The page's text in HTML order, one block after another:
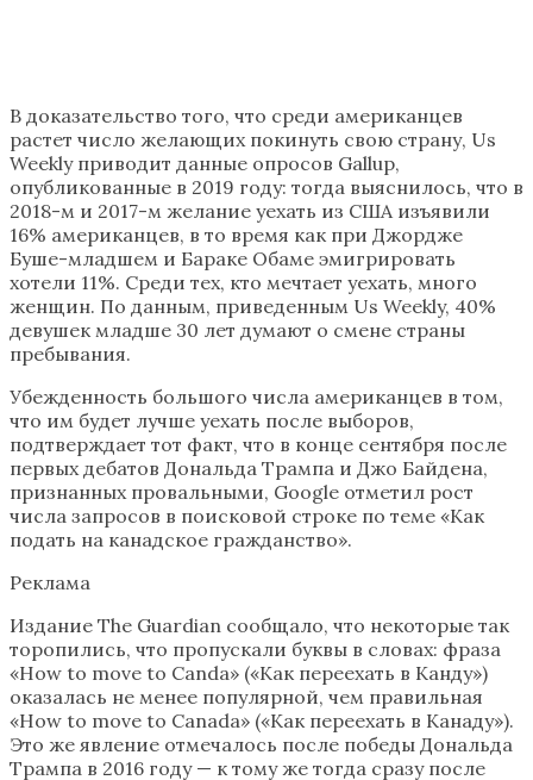
В доказательство того, что среди американцев
растет число желающих покинуть свою страну, Us
Weekly приводит данные опросов Gallup,
опубликованные в 2019 году: тогда выяснилось, что в
2018-м и 2017-м желание уехать из США изъявили
16% американцев, в то время как при Джордже
Буше-младшем и Бараке Обаме эмигрировать
хотели 11%. Среди тех, кто мечтает уехать, много
женщин. По данным, приведенным Us Weekly, 40%
девушек младше 30 лет думают о смене страны
пребывания.
Убежденность большого числа американцев в том,
что им будет лучше уехать после выборов,
подтверждает тот факт, что в конце сентября после
первых дебатов Дональда Трампа и Джо Байдена,
признанных провальными, Google отметил рост
числа запросов в поисковой строке по теме «Как
подать на канадское гражданство».
Реклама
Издание The Guardian сообщало, что некоторые так
торопились, что пропускали буквы в словах: фраза
«How to move to Canda» («Как переехать в Канду»)
оказалась не менее популярной, чем правильная
«How to move to Canada» («Как переехать в Канаду»).
Это же явление отмечалось после победы Дональда
Трампа в 2016 году — к тому же тогда сразу после